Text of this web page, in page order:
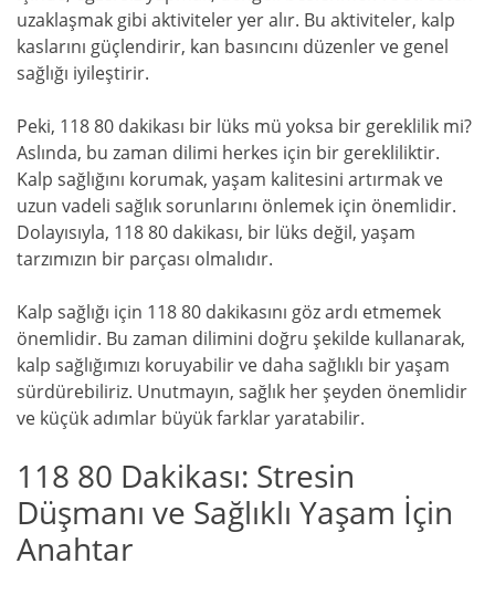
uzaklaşmak gibi aktiviteler yer alır. Bu aktiviteler, kalp
kaslarını güçlendirir, kan basıncını düzenler ve genel
sağlığı iyileştirir.
Peki, 118 80 dakikası bir lüks mü yoksa bir gereklilik mi?
Aslında, bu zaman dilimi herkes için bir gerekliliktir.
Kalp sağlığını korumak, yaşam kalitesini artırmak ve
uzun vadeli sağlık sorunlarını önlemek için önemlidir.
Dolayısıyla, 118 80 dakikası, bir lüks değil, yaşam
tarzımızın bir parçası olmalıdır.
Kalp sağlığı için 118 80 dakikasını göz ardı etmemek
önemlidir. Bu zaman dilimini doğru şekilde kullanarak,
kalp sağlığımızı koruyabilir ve daha sağlıklı bir yaşam
sürdürebiliriz. Unutmayın, sağlık her şeyden önemlidir
ve küçük adımlar büyük farklar yaratabilir.
118 80 Dakikası: Stresin
Düşmanı ve Sağlıklı Yaşam İçin
Anahtar